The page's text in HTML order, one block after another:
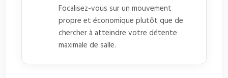
Focalisez-vous sur un mouvement
propre et économique plutôt que de
chercher à atteindre votre détente
maximale de salle.